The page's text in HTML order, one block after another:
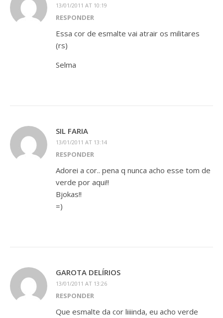
13/01/2011 AT 10:19
RESPONDER
Essa cor de esmalte vai atrair os militares
(rs)
Selma
SIL FARIA
13/01/2011 AT 13:14
RESPONDER
Adorei a cor.. pena q nunca acho esse tom de
verde por aqui!!
Bjokas!!
=)
GAROTA DELÍRIOS
13/01/2011 AT 13:26
RESPONDER
Que esmalte da cor liiiinda, eu acho verde